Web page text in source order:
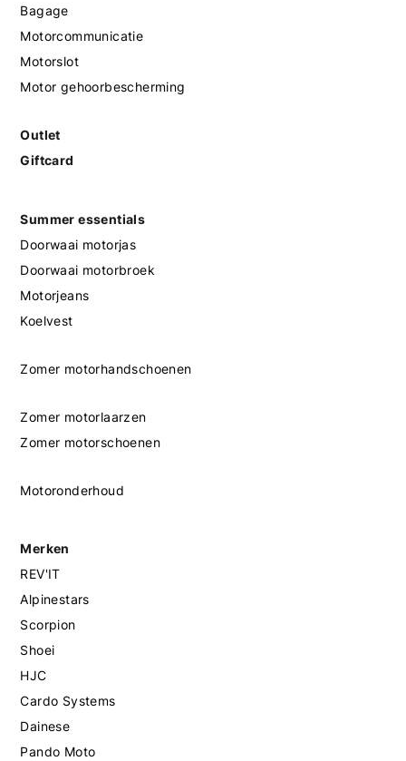
Bagage
Motorcommunicatie
Motorslot
Motor gehoorbescherming
Outlet
Giftcard
Summer essentials
Doorwaai motorjas
Doorwaai motorbroek
Motorjeans
Koelvest
Zomer motorhandschoenen
Zomer motorlaarzen
Zomer motorschoenen
Motoronderhoud
Merken
REV'IT
Alpinestars
Scorpion
Shoei
HJC
Cardo Systems
Dainese
Pando Moto